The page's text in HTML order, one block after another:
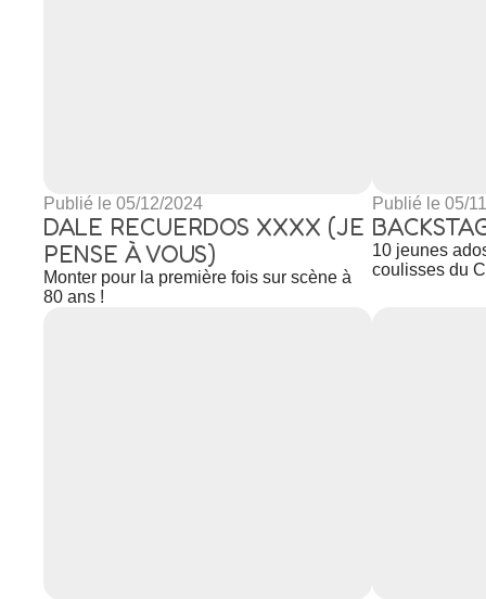
Publié le 05/12/2024
DALE RECUERDOS XXXX (JE
PENSE À VOUS)
Monter pour la première fois sur scène à
80 ans !
Publié le 05/
10 jeunes
coulisses du